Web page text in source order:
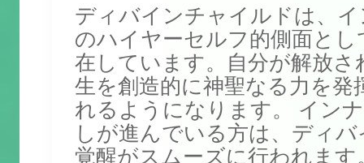
ディバインチャイルドは、
のハイヤーセルフ的側面と
在しています。自分が解放さ
生を創造的に神聖なる力を
れるようになります。 イン
しが進んでいる方は、ディ
覚醒がスムーズに行われま